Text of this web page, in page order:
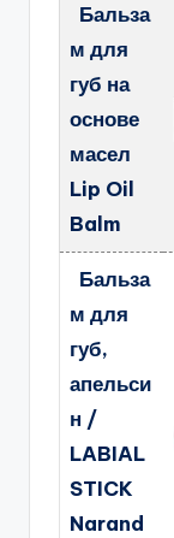
Бальза
м для
губ на
основе
масел
Lip Oil
Balm
Бальза
м для
губ,
апельси
н /
LABIAL
STICK
Narand